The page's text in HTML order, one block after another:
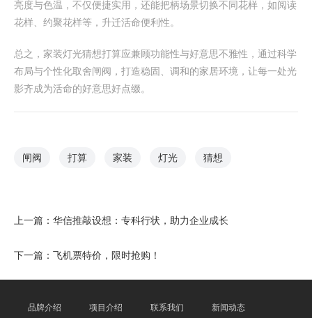
亮度与色温，不仅便捷实用，还能把柄场景切换不同花样，如阅读
花样、约聚花样等，升迁活命便利性。
总之，家装灯光猜想打算应兼顾功能性与好意思不雅性，通过科学
布局与个性化取舍闸阀，打造稳固、调和的家居环境，让每一处光
影齐成为活命的好意思好点缀。
闸阀 打算 家装 灯光 猜想
上一篇： 华信推敲设想：专科行状，助力企业成长
下一篇： 飞机票特价，限时抢购！
品牌介绍 项目介绍 联系我们 新闻动态